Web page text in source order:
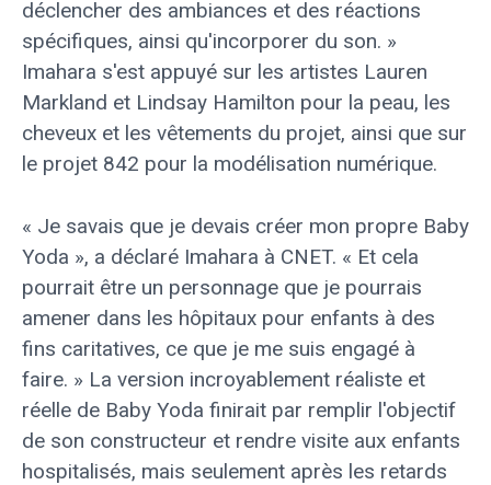
déclencher des ambiances et des réactions
spécifiques, ainsi qu'incorporer du son. »
Imahara s'est appuyé sur les artistes Lauren
Markland et Lindsay Hamilton pour la peau, les
cheveux et les vêtements du projet, ainsi que sur
le projet 842 pour la modélisation numérique.
« Je savais que je devais créer mon propre Baby
Yoda », a déclaré Imahara à CNET. « Et cela
pourrait être un personnage que je pourrais
amener dans les hôpitaux pour enfants à des
fins caritatives, ce que je me suis engagé à
faire. » La version incroyablement réaliste et
réelle de Baby Yoda finirait par remplir l'objectif
de son constructeur et rendre visite aux enfants
hospitalisés, mais seulement après les retards